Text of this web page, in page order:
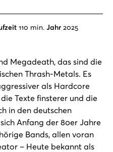
110 min. Jahr 2025
Megadeath, das sind die
Thrash-Metals. Es
als Hardcore
Texte finsterer und die
in den deutschen
Anfang der 80er Jahre
Bands, allen voran
– Heute bekannt als